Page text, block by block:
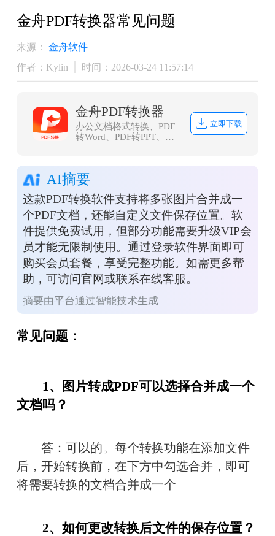
金舟PDF转换器常见问题
来源：
金舟软件
作者：Kylin
时间：2026-03-24 11:57:14
金舟PDF转换器
办公文档格式转换、PDF
转Word、PDF转PPT、
立即下载
AI摘要
这款PDF转换软件支持将多张图片合并成一
个PDF文档，还能自定义文件保存位置。软
件提供免费试用，但部分功能需要升级VIP会
员才能无限制使用。通过登录软件界面即可
购买会员套餐，享受完整功能。如需更多帮
助，可访问官网或联系在线客服。
摘要由平台通过智能技术生成
常见问题：
1、图片转成PDF可以选择合并成一个
文档吗？
答：可以的。每个转换功能在添加文件
后，开始转换前，在下方中勾选合并，即可
将需要转换的文档合并成一个
2、如何更改转换后文件的保存位置？